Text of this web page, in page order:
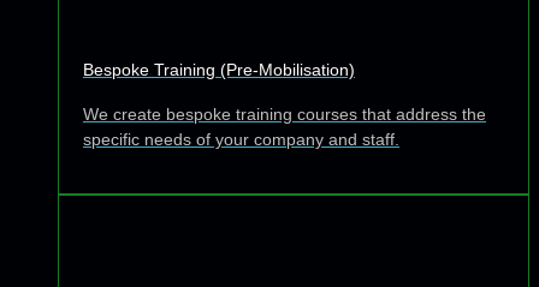
Bespoke Training (Pre-Mobilisation)
We create bespoke training courses that address the
specific needs of your company and staff.